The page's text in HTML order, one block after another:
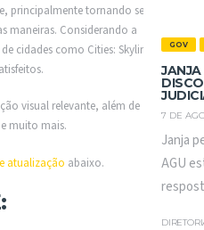
GOV
7 DE
Janja
AGU
principalmente tornando seus
maneiras. Considerando a
cidades como Cities: Skylines 2,
visual relevante, além de
muito mais.
atualização abaixo.